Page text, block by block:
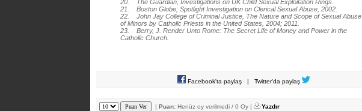
20. The Guardian, Investigations on UK Child Sexual Exploitation Rings.
21. Boston Globe, Spotlight Investigation on Clerical Sexual Abuse, 2002.
22. John Jay College of Criminal Justice, The Nature and Scope of Sexual Abuse
of Minors by Catholic Priests in the United States, 2004; 2011.
23. Berry, J. Render Unto Rome: The Secret Life of Money and Power in the
Catholic Church.
Facebook'ta paylaş | Twitter'da paylaş
| Puan: Henüz oy verilmedi / 0 Oy | Yazdır